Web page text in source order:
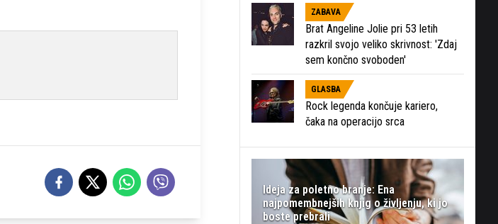
ZABAVA
Brat Angeline Jolie pri 53 letih
razkril svojo veliko skrivnost: 'Zdaj
sem končno svoboden'
GLASBA
Rock legenda končuje kariero,
čaka na operacijo srca
Ideja za poletno branje: Ena
najpomembnejših knjig o življenju, ki jo
boste prebrali